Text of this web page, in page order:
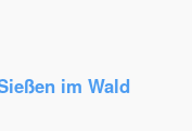
im Wald